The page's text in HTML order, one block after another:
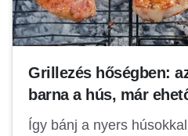
Grillezés hőségben:
barna a hús, már
Így bánj a nyers